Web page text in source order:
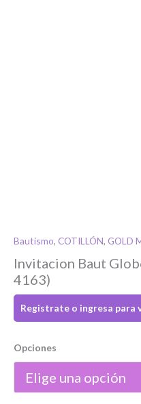
Bautismo, COTILLÓN, GOLD
Invitacion Baut
4163)
Registrate o ingresa para
Opciones
Si
Toca